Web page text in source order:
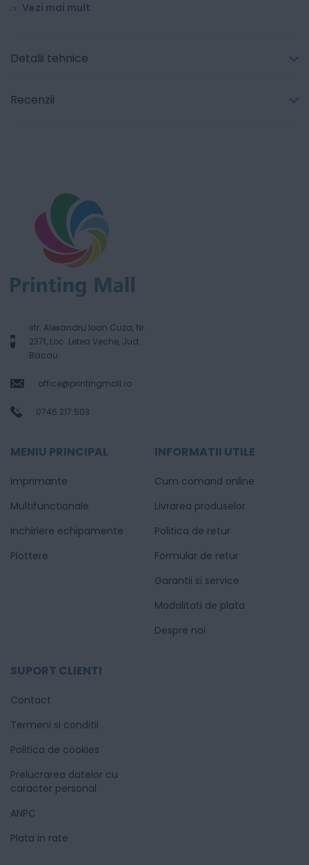
Vezi mai mult
Detalii tehnice
Recenzii
str. Alexandru Ioan Cuza, Nr.
237f, Loc. Letea Veche, Jud.
Bacau
office@printingmall.ro
0746.217.503
MENIU PRINCIPAL
Imprimante
Multifunctionale
Inchiriere echipamente
Plottere
INFORMATII UTILE
Cum comand online
Livrarea produselor
Politica de retur
Formular de retur
Garantii si service
Modalitati de plata
Despre noi
SUPORT CLIENTI
Contact
Termeni si conditii
Politica de cookies
Prelucrarea datelor cu
caracter personal
ANPC
Plata in rate